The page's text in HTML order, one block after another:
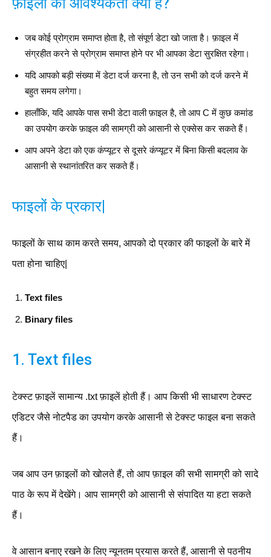
जब कोई प्रोग्राम समाप्त होता है, तो संपूर्ण डेटा खो जाता है। फ़ाइल में
संग्रहीत करने से प्रोग्राम समाप्त होने पर भी आपका डेटा सुरक्षित रहेगा।
यदि आपको बड़ी संख्या में डेटा दर्ज करना है, तो उन सभी को दर्ज करने में
बहुत समय लगेगा।
हालाँकि, यदि आपके पास सभी डेटा वाली फ़ाइल है, तो आप C में कुछ कमांड
का उपयोग करके फ़ाइल की सामग्री को आसानी से एक्सेस कर सकते हैं।
आप अपने डेटा को एक कंप्यूटर से दूसरे कंप्यूटर में बिना किसी बदलाव के
आसानी से स्थानांतरित कर सकते हैं।
फाइलों के प्रकार|
फाइलों के साथ काम करते समय, आपको दो प्रकार की फाइलों के बारे में
पता होना चाहिए|
Text files
Binary files
1. Text files
टेक्स्ट फ़ाइलें सामान्य .txt फ़ाइलें होती हैं। आप किसी भी साधारण टेक्स्ट
एडिटर जैसे नोटपैड का उपयोग करके आसानी से टेक्स्ट फाइल बना सकते
हैं।
जब आप उन फ़ाइलों को खोलते हैं, तो आप फ़ाइल की सभी सामग्री को सादे
पाठ के रूप में देखेंगे। आप सामग्री को आसानी से संपादित या हटा सकते
हैं।
वे आसान बनाए रखने के लिए न्यूनतम प्रयास करते हैं, आसानी से पठनीय